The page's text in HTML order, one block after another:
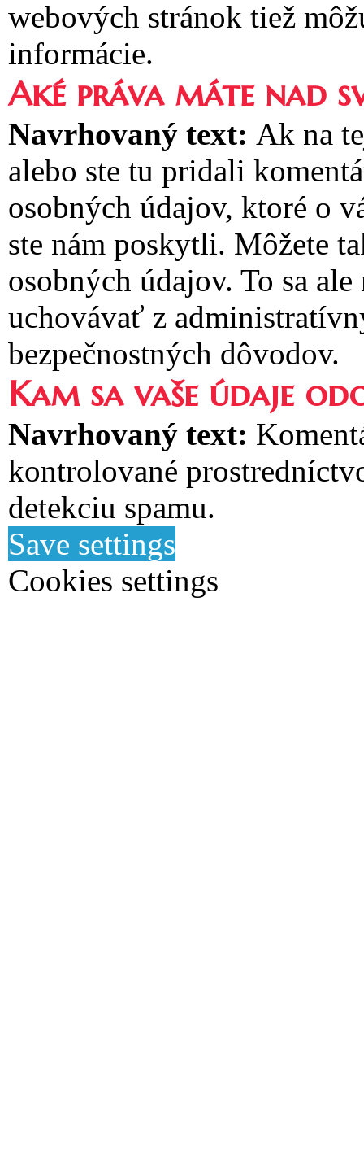
webových stránok tiež
informácie.
Aké práva máte nad
Navrhovaný text: Ak na
alebo ste tu pridali
osobných údajov, ktoré o
ste nám poskytli. Môžete
osobných údajov. To sa
uchovávať z
bezpečnostných dôvodov.
Kam sa vaše údaje
Navrhovaný text:
kontrolované
detekciu spamu.
Save settings
Cookies settings